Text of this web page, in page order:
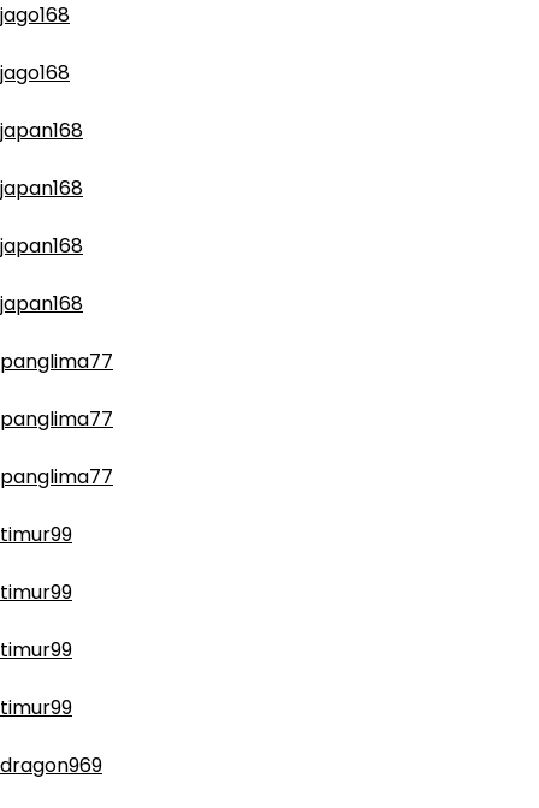
jago168
jago168
japan168
japan168
japan168
japan168
panglima77
panglima77
panglima77
timur99
timur99
timur99
timur99
dragon969